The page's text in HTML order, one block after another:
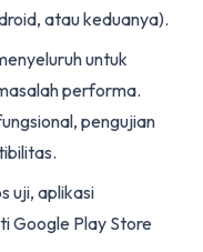
atau keduanya).
untuk
performa.
pengujian
uji, aplikasi
Google Play Store